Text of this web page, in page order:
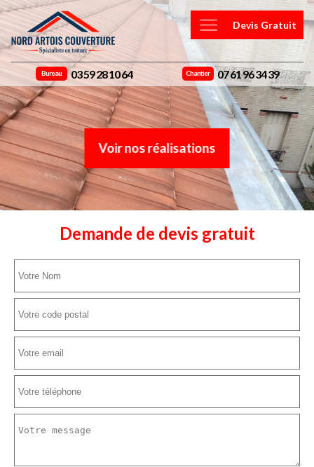
Devis Gratuit
Bureau 03 59 28 10 64 Chantier 07 61 96 34 39
Voir nos réalisations
Demande de devis gratuit